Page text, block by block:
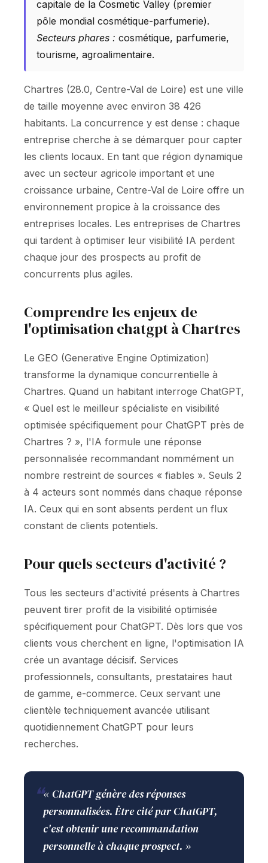
capitale de la Cosmetic Valley (premier
pôle mondial cosmétique-parfumerie).
Secteurs phares : cosmétique, parfumerie,
tourisme, agroalimentaire.
Chartres (28.0, Centre-Val de Loire) est une ville
de taille moyenne avec environ 38 426
habitants. La concurrence y est dense : chaque
entreprise cherche à se démarquer pour capter
les clients locaux. En tant que région dynamique
avec un secteur agricole important et une
croissance urbaine, Centre-Val de Loire offre un
environnement propice à la croissance des
entreprises locales. Les entreprises de Chartres
qui tardent à optimiser leur visibilité IA perdent
chaque jour des prospects au profit de
concurrents plus agiles.
Comprendre les enjeux de
l'optimisation chatgpt à Chartres
Le GEO (Generative Engine Optimization)
transforme la dynamique concurrentielle à
Chartres. Quand un habitant interroge ChatGPT,
« Quel est le meilleur spécialiste en visibilité
optimisée spécifiquement pour ChatGPT près de
Chartres ? », l'IA formule une réponse
personnalisée recommandant nommément un
nombre restreint de sources « fiables ». Seuls 2
à 4 acteurs sont nommés dans chaque réponse
IA. Ceux qui en sont absents perdent un flux
constant de clients potentiels.
Pour quels secteurs d'activité ?
Tous les secteurs d'activité présents à Chartres
peuvent tirer profit de la visibilité optimisée
spécifiquement pour ChatGPT. Dès lors que vos
clients vous cherchent en ligne, l'optimisation IA
crée un avantage décisif. Services
professionnels, consultants, prestataires haut
de gamme, e-commerce. Ceux servant une
clientèle techniquement avancée utilisant
quotidiennement ChatGPT pour leurs
recherches.
❝« ChatGPT génère des réponses
personnalisées. Être cité par ChatGPT,
c'est obtenir une recommandation
personnelle à chaque prospect. »